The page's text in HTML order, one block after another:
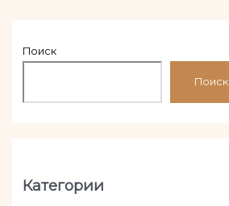
Поиск
Поиск
Категории